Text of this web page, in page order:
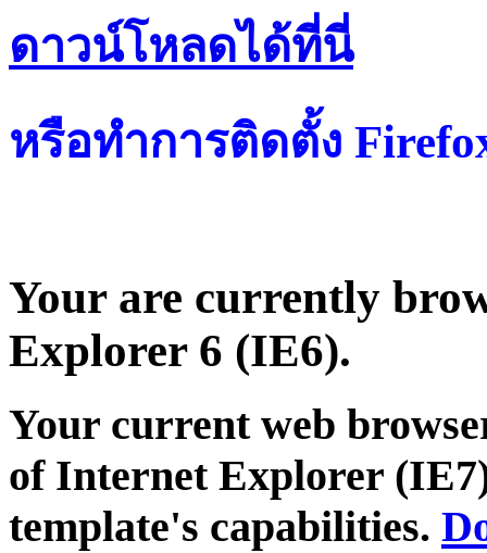
ดาวน์โหลดได้ที่น
หรือทำการติดตั้ง
Your are currently
Explorer 6 (IE6).
Your current web
of Internet Explorer
template's capabilities.